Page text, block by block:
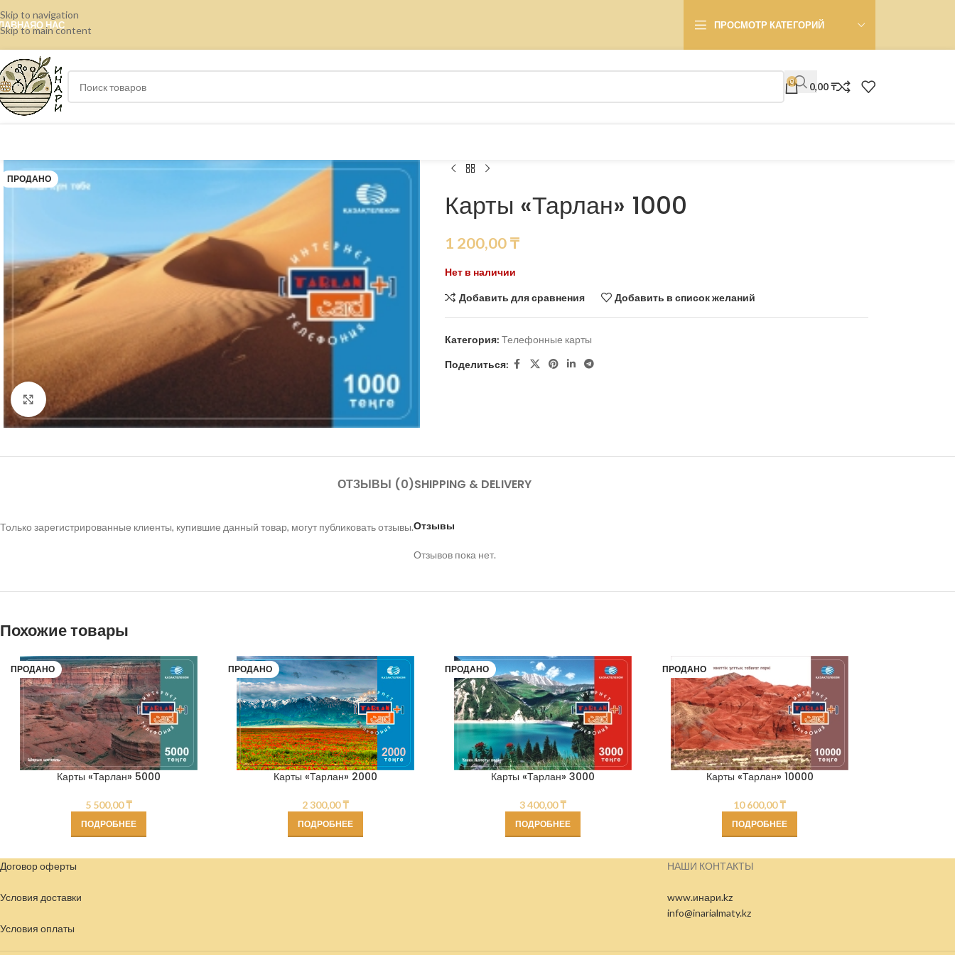
Skip to navigation
Skip to main content
О НАС ПРОСМОТР КАТЕГОРИЙ
0 0,00₸
ПРОДАНО
Нажмите, чтобы увеличить
Карты «Тарлан» 1000
1 200,00₸
Нет в наличии
Добавить для сравнения Добавить в список желаний
Категория: Телефонные карты
Поделиться:
ОТЗЫВЫ (0)SHIPPING & DELIVERY
Отзывы
Отзывов пока нет.
Только зарегистрированные клиенты, купившие данный товар, могут публиковать отзывы.
Похожие товары
ПРОДАНО
Карты «Тарлан» 5000
5 500,00₸
ПОДРОБНЕЕ
ПРОДАНО
Карты «Тарлан» 2000
2 300,00₸
ПОДРОБНЕЕ
ПРОДАНО
Карты «Тарлан» 3000
3 400,00₸
ПОДРОБНЕЕ
ПРОДАНО
Карты «Тарлан» 10000
10 600,00₸
ПОДРОБНЕЕ
Договор оферты
Условия доставки
Условия оплаты
НАШИ КОНТАКТЫ
www.инари.kz
info@inarialmaty.kz